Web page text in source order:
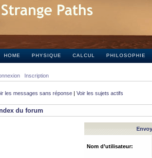
HOME PHYSIQUE CALCUL PHILOSOPHIE
Inscription
les messages sans réponse | Voir les sujets actifs
du forum
Nom d’utilisateur: